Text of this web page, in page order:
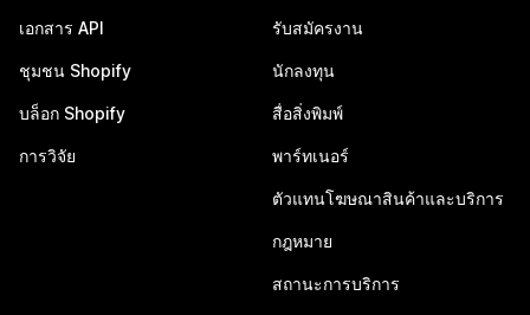
เอกสาร API
ชุมชน Shopify
บล็อก Shopify
การวิจัย
รับสมัครงาน
นักลงทุน
สื่อสิ่งพิมพ์
พาร์ทเนอร์
ตัวแทนโฆษณาสินค้าและบริการ
กฎหมาย
สถานะการบริการ